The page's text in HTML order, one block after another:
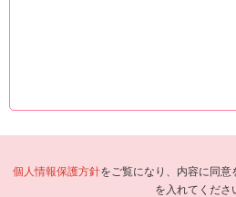
個人情報保護方針をご覧になり、内容に同
を入れてくださ